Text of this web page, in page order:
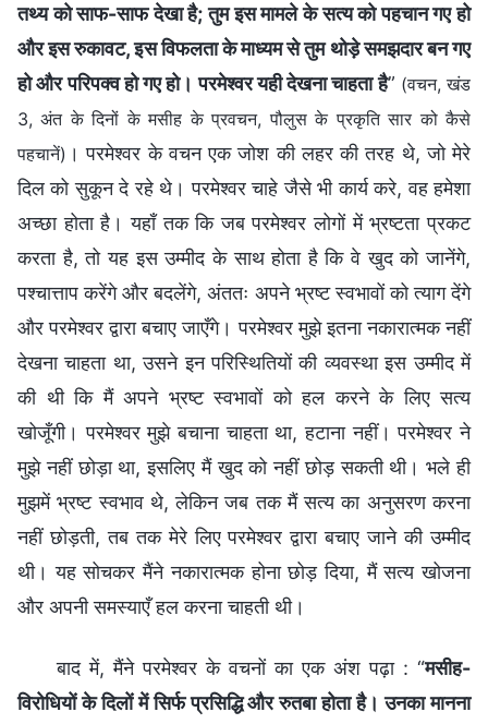
तथ्य को साफ-साफ देखा है; तुम इस मामले के सत्य को पहचान गए हो
और इस रुकावट, इस विफलता के माध्यम से तुम थोड़े समझदार बन गए
हो और परिपक्व हो गए हो। परमेश्वर यही देखना चाहता है” (वचन, खंड
3, अंत के दिनों के मसीह के प्रवचन, पौलुस के प्रकृति सार को कैसे
पहचानें) । परमेश्वर के वचन एक जोश की लहर की तरह थे, जो मेरे
दिल को सुकून दे रहे थे। परमेश्वर चाहे जैसे भी कार्य करे, वह हमेशा
अच्छा होता है। यहाँ तक कि जब परमेश्वर लोगों में भ्रष्टता प्रकट
करता है, तो यह इस उम्मीद के साथ होता है कि वे खुद को जानेंगे,
पश्चात्ताप करेंगे और बदलेंगे, अंततः अपने भ्रष्ट स्वभावों को त्याग देंगे
और परमेश्वर द्वारा बचाए जाएँगे। परमेश्वर मुझे इतना नकारात्मक नहीं
देखना चाहता था, उसने इन परिस्थितियों की व्यवस्था इस उम्मीद में
की थी कि मैं अपने भ्रष्ट स्वभावों को हल करने के लिए सत्य
खोजूँगी। परमेश्वर मुझे बचाना चाहता था, हटाना नहीं। परमेश्वर ने
मुझे नहीं छोड़ा था, इसलिए मैं खुद को नहीं छोड़ सकती थी। भले ही
मुझमें भ्रष्ट स्वभाव थे, लेकिन जब तक मैं सत्य का अनुसरण करना
नहीं छोड़ती, तब तक मेरे लिए परमेश्वर द्वारा बचाए जाने की उम्मीद
थी। यह सोचकर मैंने नकारात्मक होना छोड़ दिया, मैं सत्य खोजना
और अपनी समस्याएँ हल करना चाहती थी।
बाद में, मैंने परमेश्वर के वचनों का एक अंश पढ़ा : “मसीह-
विरोधियों के दिलों में सिर्फ प्रसिद्धि और रुतबा होता है। उनका मानना